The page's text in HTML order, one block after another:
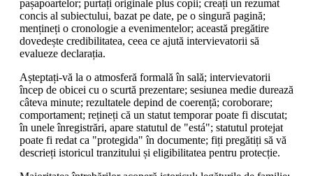
pașapoartelor; purtați originale plus copii; creați un rezumat
concis al subiectului, bazat pe date, pe o singură pagină;
mențineți o cronologie a evenimentelor; această pregătire
dovedește credibilitatea, ceea ce ajută intervievatorii să
evalueze declarația.
Așteptați-vă la o atmosferă formală în sală; intervievatorii
încep de obicei cu o scurtă prezentare; sesiunea medie durează
câteva minute; rezultatele depind de coerență; coroborare;
comportament; rețineți că un statut temporar poate fi discutat;
în unele înregistrări, apare statutul de "está"; statutul protejat
poate fi redat ca "protegida" în documente; fiți pregătiți să vă
descrieți istoricul tranzitului și eligibilitatea pentru protecție.